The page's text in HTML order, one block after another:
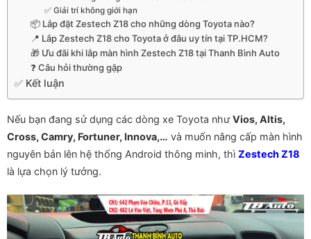
✅ Giải trí không giới hạn
📦 Lắp đặt Zestech Z18 cho những dòng Toyota nào?
📍 Lắp Zestech Z18 cho Toyota ở đâu uy tín tại TP.HCM?
🎁 Ưu đãi khi lắp màn hình Zestech Z18 tại Thanh Bình Auto
❓ Câu hỏi thường gặp
✅ Kết luận
Nếu bạn đang sử dụng các dòng xe Toyota như Vios, Altis,
Cross, Camry, Fortuner, Innova,… và muốn nâng cấp màn hình
nguyên bản lên hệ thống Android thông minh, thì Zestech Z18
là lựa chọn lý tưởng.